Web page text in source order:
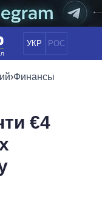
УКР РОС
›Финансы
€4